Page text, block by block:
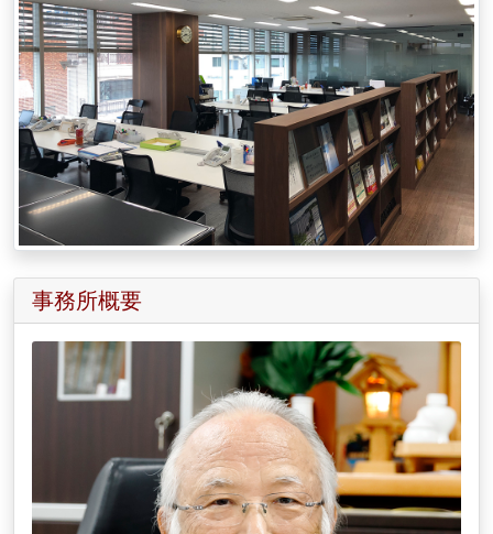
事務所概要